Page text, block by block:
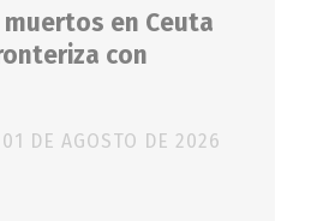
en Ceuta
con
01 DE AGOSTO DE 2026